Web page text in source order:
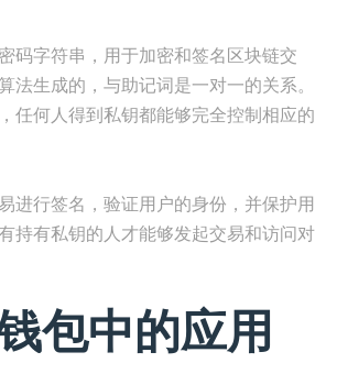
码字符串，用于加密和签名区块链交
法生成的，与助记词是一对一的关系。
任何人得到私钥都能够完全控制相应的
进行签名，验证用户的身份，并保护用
持有私钥的人才能够发起交易和访问对
包中的应用